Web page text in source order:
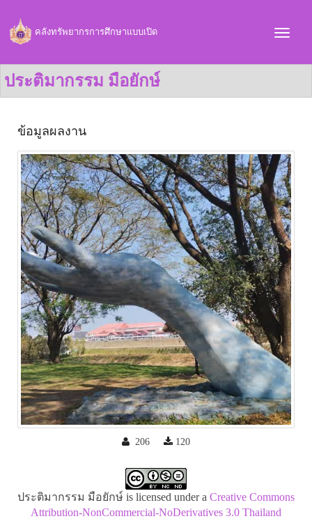
คลังทรัพยากรการศึกษาแบบเปิด
ประติมากรรม มือยักษ์
ข้อมูลผลงาน
206 120
ประติมากรรม มือยักษ์ is licensed under a Creative Commons
Attribution-NonCommercial-NoDerivatives 3.0 Thailand